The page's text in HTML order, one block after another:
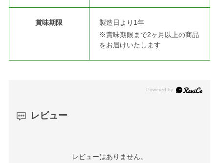
賞味期限
製造日より1年
※賞味期限まで2ヶ月以上の商品
をお届けいたします
レビュー
レビューはありません。